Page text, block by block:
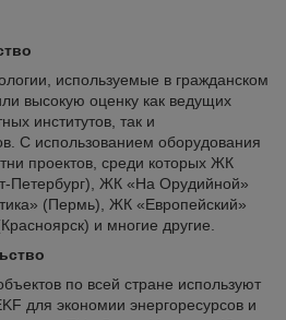
используемые в гражданском
высокую оценку как ведущих
институтов, так и
С использованием оборудования
проектов, среди которых ЖК
Петербург), ЖК «На Орудийной»
(Пермь), ЖК «Европейский»
и многие другие.
по всей стране используют
для экономии энергоресурсов и